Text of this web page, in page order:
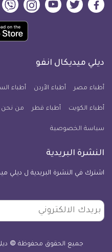
ديلي
فيسبوك
ديلي
تويتر
ديلي
ميديكال
يوتيوب
ديلي
انفو
حمل
تطبيق
معلومة
للآيفون
ديلي ميديكال انفو
أطباء مصر أطباء الأردن أطباء
أطباء الكويت أطباء قطر من نحن
سياسة الخصوصية
النشرة البريدية
اشترك في النشرة البريدية ل ديلي
بريدك
الالكتروني
جميع الحقوق محفوظة © ديلي